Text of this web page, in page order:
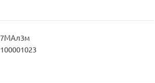
7МАл3м
100001023